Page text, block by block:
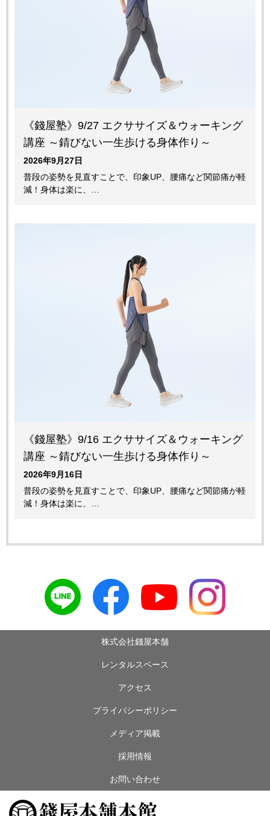
《錢屋塾》9/27 エクササイズ＆ウォーキング
講座 ～錆びない一生歩ける身体作り～
2026年9月27日
普段の姿勢を見直すことで、印象UP、腰痛など関節痛が軽
減！身体は楽に、…
《錢屋塾》9/16 エクササイズ＆ウォーキング
講座 ～錆びない一生歩ける身体作り～
2026年9月16日
普段の姿勢を見直すことで、印象UP、腰痛など関節痛が軽
減！身体は楽に、…
株式会社錢屋本舗
レンタルスペース
アクセス
プライバシーポリシー
メディア掲載
採用情報
お問い合わせ